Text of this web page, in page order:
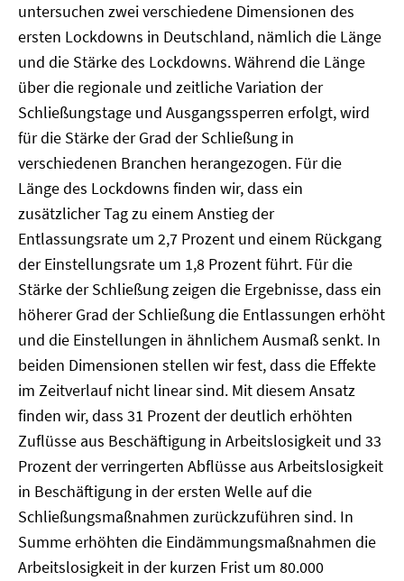
untersuchen zwei verschiedene Dimensionen des
ersten Lockdowns in Deutschland, nämlich die Länge
und die Stärke des Lockdowns. Während die Länge
über die regionale und zeitliche Variation der
Schließungstage und Ausgangssperren erfolgt, wird
für die Stärke der Grad der Schließung in
verschiedenen Branchen herangezogen. Für die
Länge des Lockdowns finden wir, dass ein
zusätzlicher Tag zu einem Anstieg der
Entlassungsrate um 2,7 Prozent und einem Rückgang
der Einstellungsrate um 1,8 Prozent führt. Für die
Stärke der Schließung zeigen die Ergebnisse, dass ein
höherer Grad der Schließung die Entlassungen erhöht
und die Einstellungen in ähnlichem Ausmaß senkt. In
beiden Dimensionen stellen wir fest, dass die Effekte
im Zeitverlauf nicht linear sind. Mit diesem Ansatz
finden wir, dass 31 Prozent der deutlich erhöhten
Zuflüsse aus Beschäftigung in Arbeitslosigkeit und 33
Prozent der verringerten Abflüsse aus Arbeitslosigkeit
in Beschäftigung in der ersten Welle auf die
Schließungsmaßnahmen zurückzuführen sind. In
Summe erhöhten die Eindämmungsmaßnahmen die
Arbeitslosigkeit in der kurzen Frist um 80.000